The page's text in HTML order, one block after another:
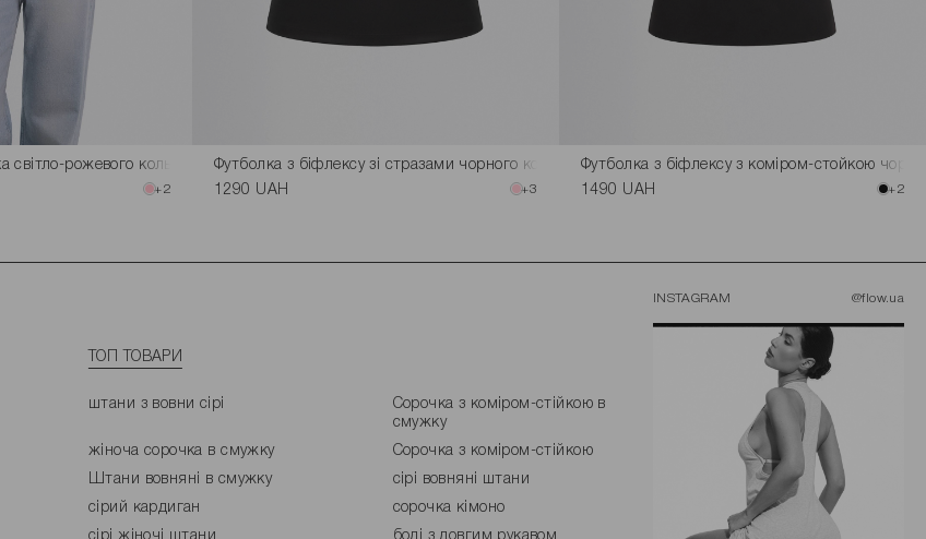
світло-рожевого кольору
+2
Футболка з біфлексу зі стразами чорного кольору
1290 UAH
+3
Футболка з біфлексу з коміром-стойкою
1490 UAH
+2
ТОП ТОВАРИ
штани з вовни сірі
Сорочка з коміром-стійкою в
смужку
жіноча сорочка в смужку
Сорочка з коміром-стійкою
Штани вовняні в смужку
сірі вовняні штани
сірий кардиган
сорочка кімоно
INSTAGRAM @flow.ua